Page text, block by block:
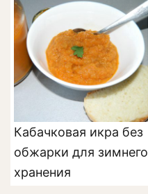
Кабачковая икра без
обжарки для зимнего
хранения